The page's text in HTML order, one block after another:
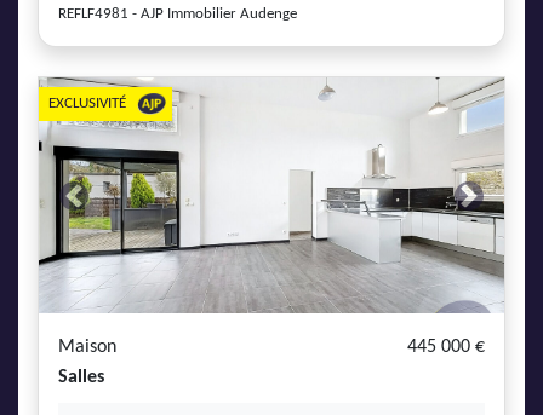
REFLF4981 - AJP Immobilier Audenge
Previous Next
EXCLUSIVITÉ
Maison
445 000 €
Salles